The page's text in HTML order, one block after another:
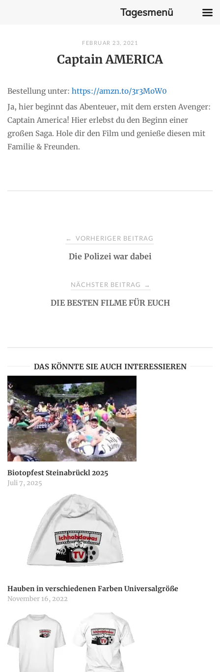
FEBRUAR 23, 2021
Captain AMERICA
Bestellung unter: https://amzn.to/3r3MoW0
Ja, hier beginnt das Abenteuer, mit dem ersten Avenger:
Captain America! Hier erlebst du den Beginn einer
großen Saga. Hole dir den Film und genieße diesen mit
Familie & Freunden.
v
i
g
a
t
← VORHERIGER BEITRAG
Die Polizei war dabei
NÄCHSTER BEITRAG →
DIE BESTEN FILME FÜR EUCH
DAS KÖNNTE SIE AUCH INTERESSIEREN
Biotopfest Steinabrückl 2025
Juli 7, 2025
Hauben in verschiedenen Farben Universalgröße
November 16, 2022
Tagesmenü